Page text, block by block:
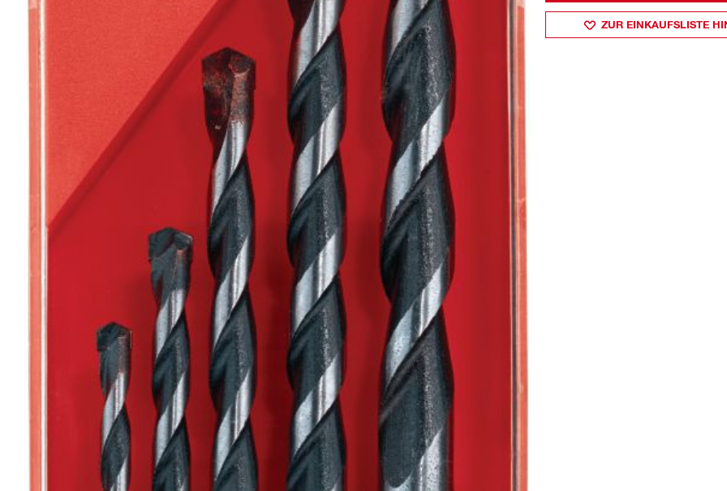
ZUR EINKAUFSLISTE